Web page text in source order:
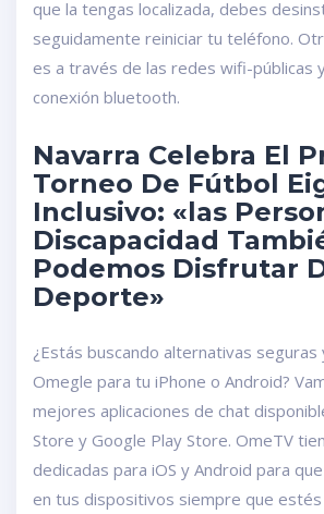
que la tengas localizada, debes
seguidamente reiniciar tu teléfono.
es a través de las redes wifi-públicas
conexión bluetooth.
Navarra Celebra El
Torneo De Fútbol
Inclusivo: «las
Discapacidad
Podemos Disfrutar
Deporte»
¿Estás buscando alternativas
Omegle para tu iPhone o Android?
mejores aplicaciones de chat
Store y Google Play Store. OmeTV
dedicadas para iOS y Android para
en tus dispositivos siempre que